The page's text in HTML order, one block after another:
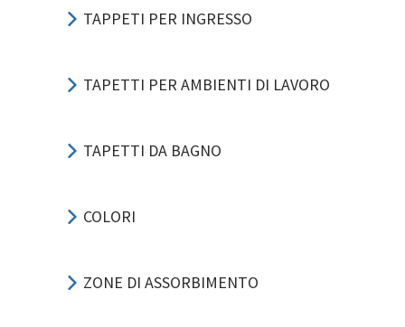
TAPPETI PER INGRESSO
TAPETTI PER AMBIENTI DI LAVORO
TAPETTI DA BAGNO
COLORI
ZONE DI ASSORBIMENTO